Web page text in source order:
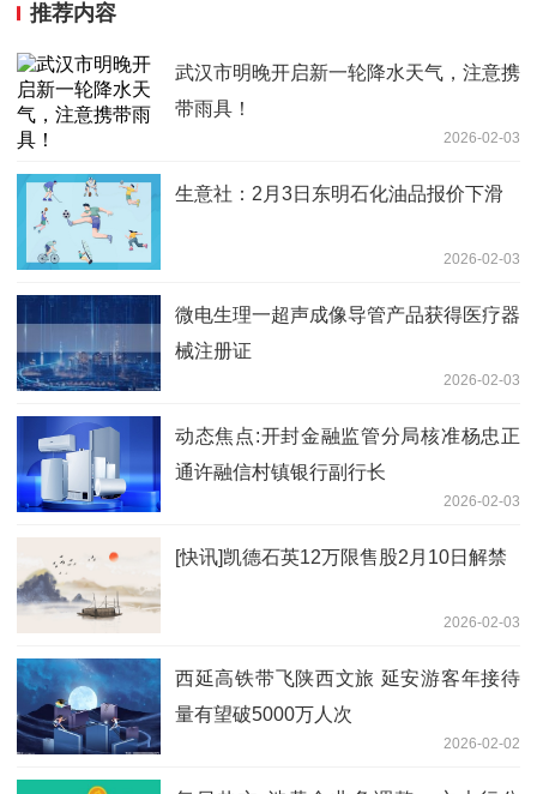
推荐内容
武汉市明晚开启新一轮降水天气，注意携
带雨具！
2026-02-03
生意社：2月3日东明石化油品报价下滑
2026-02-03
微电生理一超声成像导管产品获得医疗器
械注册证
2026-02-03
动态焦点:开封金融监管分局核准杨忠正
通许融信村镇银行副行长
2026-02-03
[快讯]凯德石英12万限售股2月10日解禁
2026-02-03
西延高铁带飞陕西文旅 延安游客年接待
量有望破5000万人次
2026-02-02